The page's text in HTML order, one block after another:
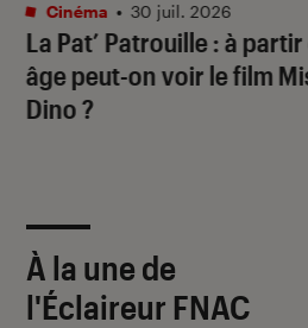
La Pat’ Patrouille: à partir
âge peut-on voir le film
Dino?
Cinéma • 30 juil. 2026
À la une de
l'Éclaireur FNAC